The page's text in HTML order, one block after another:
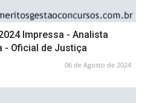
Impressa - Analista
- Oficial de Justiça
06 de Agosto de 2024